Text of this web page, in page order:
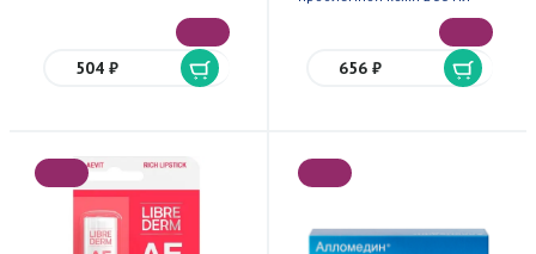
504 ₽ 656 ₽